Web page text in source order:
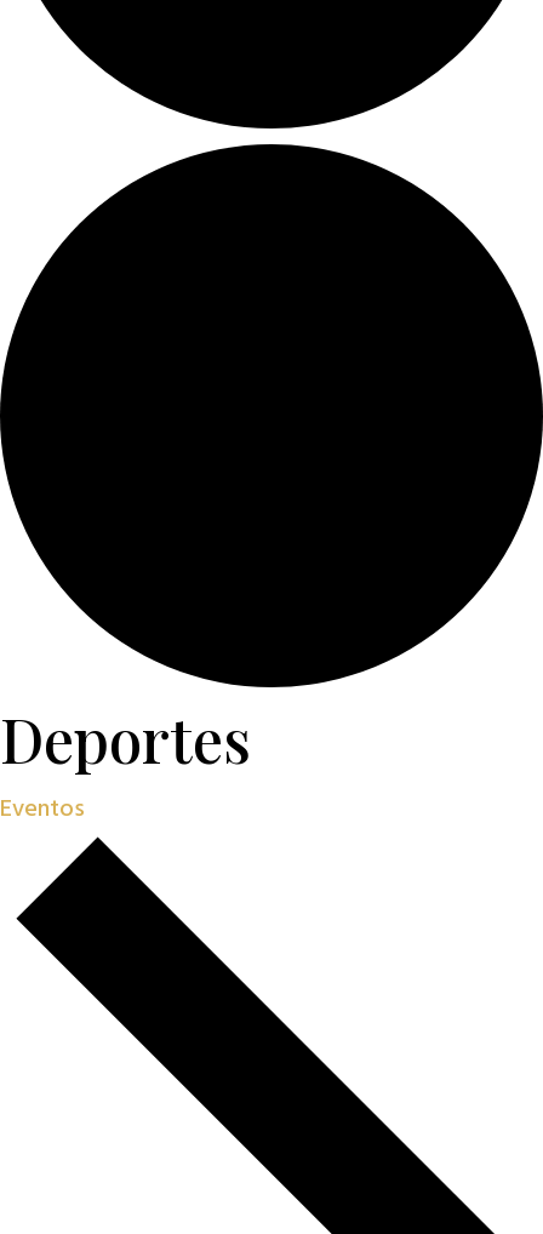
Deportes
Eventos